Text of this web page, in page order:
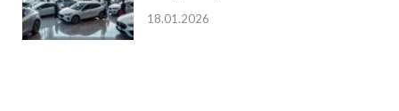
18.01.2026